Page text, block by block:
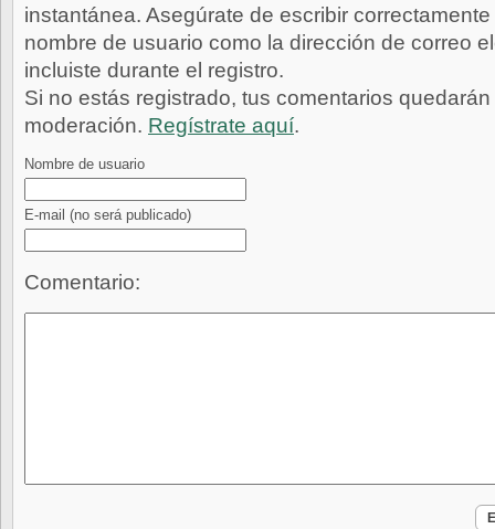
instantánea. Asegúrate de escribir
nombre de usuario como la dirección de correo
incluiste durante el registro.
Si no estás registrado, tus comentarios
moderación. Regístrate aquí.
Nombre de usuario
E-mail (no será publicado)
Comentario: